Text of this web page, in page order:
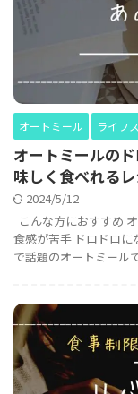
オートミール ライフ
オートミールの
味しく食べれる
2024/5/12
こんな方におすすめ
食感が苦手 ドロドロ
で話題のオートミール